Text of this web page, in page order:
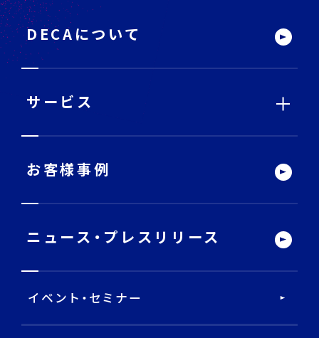
フ
ッ
タ
ー
サ
イ
ト
内
DECAについて
サービス
サービストップ
戦略・分析・実行 支援
DECA Marketing Agent
お客様事例
ニュース・ プレスリリース
イベント・セミナー